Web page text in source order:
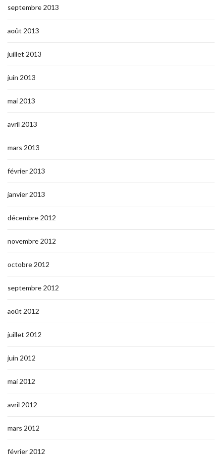
septembre 2013
août 2013
juillet 2013
juin 2013
mai 2013
avril 2013
mars 2013
février 2013
janvier 2013
décembre 2012
novembre 2012
octobre 2012
septembre 2012
août 2012
juillet 2012
juin 2012
mai 2012
avril 2012
mars 2012
février 2012